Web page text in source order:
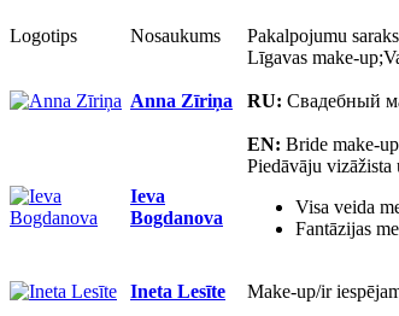
Logotips
Nosaukums Pakalpojumu
Anna Zīriņa
Līgavas make-
RU: Свадебный
EN: Bride make-
Ieva
Bogdanova
Piedāvāju vizāžista
Visa veida
Fantāzijas
Ineta Lesīte Make-up/ir